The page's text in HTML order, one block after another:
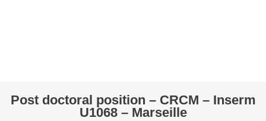
Post doctoral position – CRCM – Inserm
U1068 – Marseille